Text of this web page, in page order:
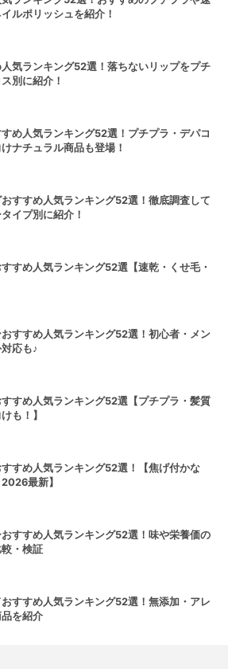
ルポリッシュを紹介！
気ランキング52選！落ちないリップをプチ
別に紹介！
め人気ランキング52選！プチプラ・デパコ
ナチュラル商品も登場！
すすめ人気ランキング52選！徹底調査して
イプ別に紹介！
すすめ人気ランキング52選【速乾・くせ毛・
すすめ人気ランキング52選！初心者・メン
応も♪
すめ人気ランキング52選【プチプラ・髪質
も！】
すめ人気ランキング52選！【焦げ付かな
最新】
すすめ人気ランキング52選！味や栄養価の
・検証
おすすめ人気ランキング52選！無添加・アレ
を紹介